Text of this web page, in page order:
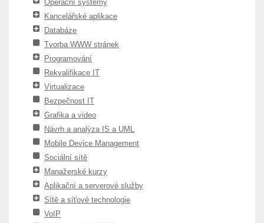
Operační systémy
Kancelářské aplikace
Databáze
Tvorba WWW stránek
Programování
Rekvalifikace IT
Virtualizace
Bezpečnost IT
Grafika a video
Návrh a analýza IS a UML
Mobile Device Management
Sociální sítě
Manažerské kurzy
Aplikační a serverové služby
Sítě a síťové technologie
VoIP